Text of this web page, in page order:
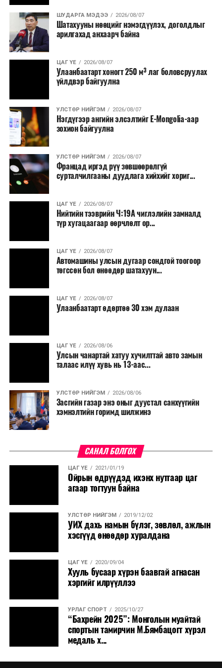
наймдугаар сард багтаан бэлэн болгоно. Монголбанк
болон арилжааны банкуудтай хамтран стратегийн
бүтээгдэхүүний нөөц бүрдүүлэх, хадгалах, түгээх,
борлуулах бүх шатанд цахим төлбөрийн баримт
үйлдэж, бүртгэлийг ил тод болгох юм.
2026 оны намар бэлтгэж, 2027 оны хавар худалдаанд
Засаг дарга Б.Пүрэвдагваг онцгойлон анхаарч
ажиллахыг Ерөнхий сайд үүрэг болгожээ.
Нөөцийн махыг цахим системд бүртгэснээр мах
бэлтгэлийн явц, нөөцийн үлдэгдэл ил тод болно. Мөн
хөнгөлөлттэй зээлийг зориулалтын бусаар ашиглах
явдлыг таслан зогсоох, хүртээмжийг нэмэгдүүлэх,
өрсөлдөөнийг бий болгох боломжтой гэж үзжээ.
Иргэд агуулах, үйлдвэрээс махаа шууд худалдан авах,
малчид системээр дамжуулан бүтээгдэхүүнээ
Түүнчлэн түлш, улаанбуудай, хүнсний ногооны нөөц
бүрдүүлэх зоорь, агуулах барих аж ахуйн нэгжүүдэд
ШУДАРГА МЭДЭЭ 2026/08/07
Шатахууны нөөцийг нэмэгдүүлэх, доголдлыг
арилгахад анхаарч байна
ЦАГ ҮЕ 2026/08/07
Улаанбаатарт хоногт 250 м³ лаг боловсруулах
үйлдвэр байгуулна
УЛСТӨР НИЙГЭМ 2026/08/07
Нэгдүгээр ангийн элсэлтийг E-Mongolia-аар
зохион байгуулна
УЛСТӨР НИЙГЭМ 2026/08/07
Францад иргэд рүү зөвшөөрөлгүй
сурталчилгааны дуудлага хийхийг хориг...
ЦАГ ҮЕ 2026/08/07
Нийтийн тээврийн Ч:19А чиглэлийн замналд
түр хугацаагаар өөрчлөлт ор...
ЦАГ ҮЕ 2026/08/07
Автомашины улсын дугаар сондгой тоогоор
төгссөн бол өнөөдөр шатахуун...
ЦАГ ҮЕ 2026/08/07
Улаанбаатарт өдөртөө 30 хэм дулаан
ЦАГ ҮЕ 2026/08/06
Улсын чанартай хатуу хучилттай авто замын
талаас илүү хувь нь 13-аас...
УЛСТӨР НИЙГЭМ 2026/08/06
Засгийн газар энэ оныг дуустал санхүүгийн
хэмнэлтийн горимд шилжинэ
САНАЛ БОЛГОХ
ЦАГ ҮЕ 2021/01/19
Ойрын өдрүүдэд ихэнх нутгаар цаг
агаар тогтуун байна
УЛСТӨР НИЙГЭМ 2019/12/02
УИХ дахь намын бүлэг, зөвлөл, ажлын
хэсгүүд өнөөдөр хуралдана
ЦАГ ҮЕ 2020/09/04
Хууль бусаар хүрэн баавгай агнасан
хэргийг илрүүллээ
УРЛАГ СПОРТ 2025/10/27
“Бахрейн 2025”: Монголын муайтай
спортын тамирчин М.Бямбацогт хүрэл
медаль х...